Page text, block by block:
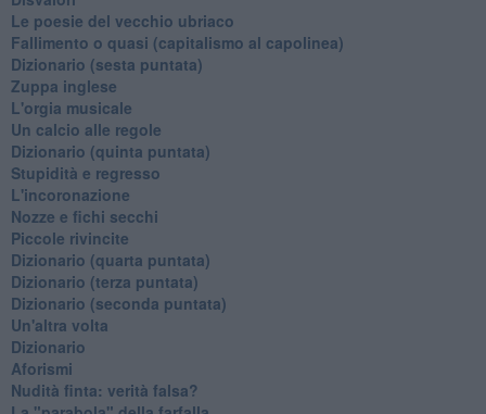
Le poesie del vecchio ubriaco
Fallimento o quasi (capitalismo al capolinea)
Dizionario (sesta puntata)
Zuppa inglese
L'orgia musicale
Un calcio alle regole
Dizionario (quinta puntata)
Stupidità e regresso
L'incoronazione
Nozze e fichi secchi
Piccole rivincite
​Dizionario (quarta puntata)
​Dizionario (terza puntata)
​Dizionario (seconda puntata)
Un'altra volta
Dizionario
Aforismi
Nudità finta: verità falsa?